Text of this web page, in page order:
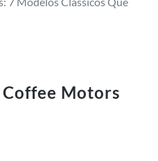
Coffee Motors